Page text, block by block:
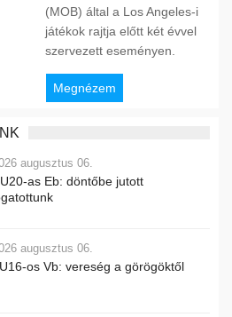
(MOB) által a Los Angeles-i
játékok rajtja előtt két évvel
szervezett eseményen.
Megnézem
augusztus 06.
as Eb: döntőbe jutott
augusztus 06.
os Vb: vereség a görögöktől